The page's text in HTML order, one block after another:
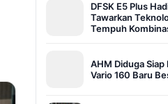
DFSK E5 Plus
Tawarkan
Tempuh
AHM Diduga
Vario 160 Baru